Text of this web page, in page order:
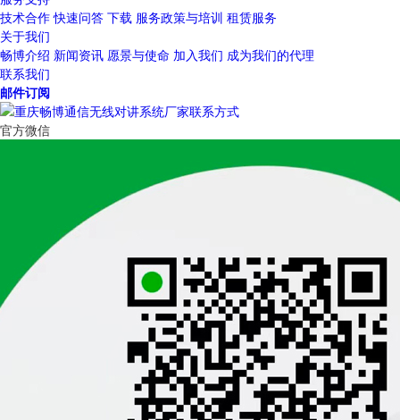
技术合作 快速问答 下载 服务政策与培训 租赁服务
关于我们
畅博介绍 新闻资讯 愿景与使命 加入我们 成为我们的代理
联系我们
邮件订阅
官方微信